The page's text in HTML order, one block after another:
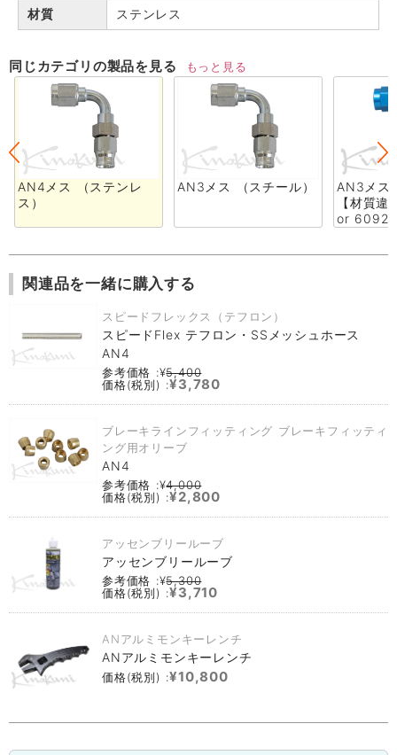
材質 ステンレス
同じカテゴリの製品を見る もっと見る
AN4メス （ステンレ
ス）
AN3メス （スチール）
AN3メス
【材質
or
関連品を一緒に購入する
スピードフレックス（テフロン）
スピードFlex テフロン・SSメッシュホース
AN4
参考価格 :¥5,400
価格(税別) :¥3,780
ブレーキラインフィッティング ブレーキフィッティ
ング用オリーブ
AN4
参考価格 :¥4,000
価格(税別) :¥2,800
アッセンブリールーブ
アッセンブリールーブ
参考価格 :¥5,300
価格(税別) :¥3,710
ANアルミモンキーレンチ
ANアルミモンキーレンチ
価格(税別) :¥10,800